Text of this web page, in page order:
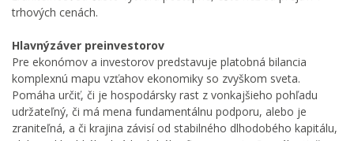
trhových cenách.
Hlavnýzáver preinvestorov
Pre ekonómov a investorov predstavuje platobná bilancia
komplexnú mapu vzťahov ekonomiky so zvyškom sveta.
Pomáha určiť, či je hospodársky rast z vonkajšieho pohľadu
udržateľný, či má mena fundamentálnu podporu, alebo je
zraniteľná, a či krajina závisí od stabilného dlhodobého kapitálu,